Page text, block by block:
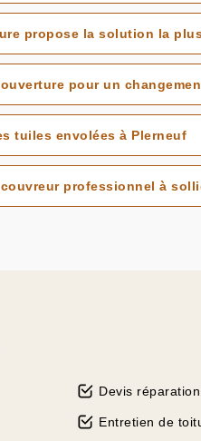
propose la solution la
pour un
tuiles envolées à Plerneuf
professionnel à
Devis
Entretien de